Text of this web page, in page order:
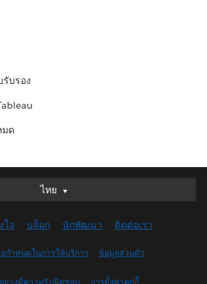
รับรอง
ด
ไทย
ไทย
English (UK)
English (US)
ใจ บล็อก นักพัฒนา ติดต่อเรา
กำหนดในการให้บริการ ข้อมูลส่วนตัว
อย่างมีความรับผิดชอบ การตั้งค่าคุกกี้